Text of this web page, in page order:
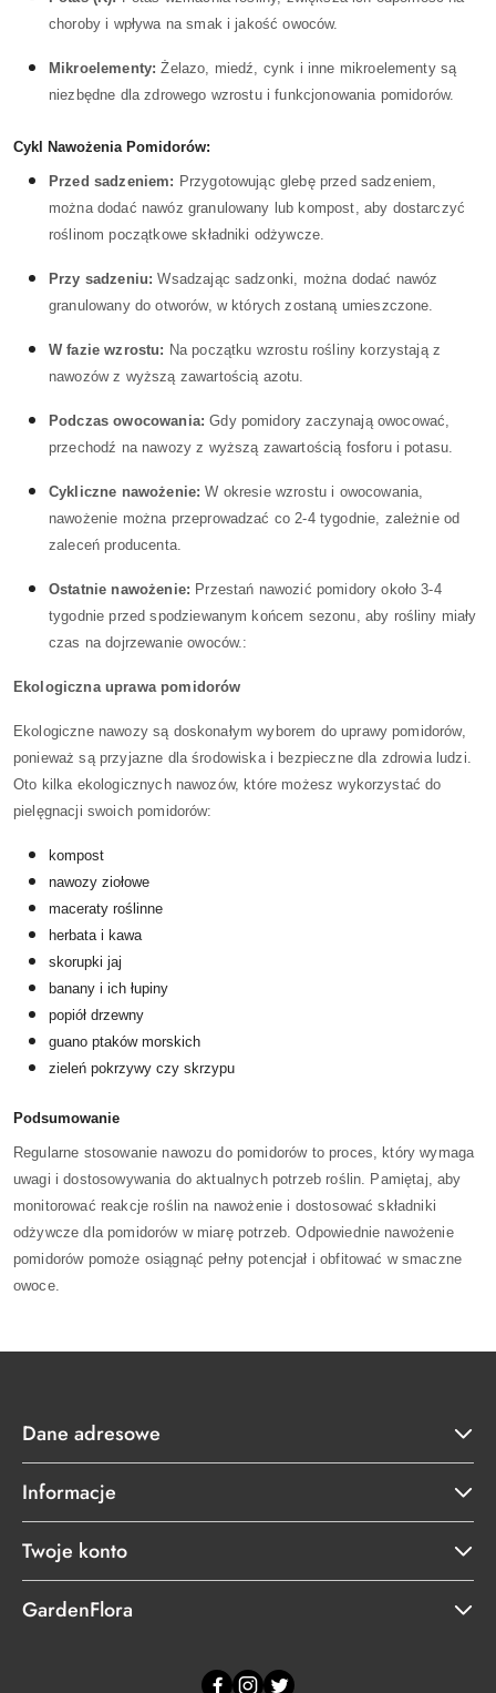
choroby i wpływa na smak i jakość owoców.
Mikroelementy: Żelazo, miedź, cynk i inne mikroelementy są
niezbędne dla zdrowego wzrostu i funkcjonowania pomidorów.
Cykl Nawożenia Pomidorów:
Przed sadzeniem: Przygotowując glebę przed sadzeniem,
można dodać nawóz granulowany lub kompost, aby dostarczyć
roślinom początkowe składniki odżywcze.
Przy sadzeniu: Wsadzając sadzonki, można dodać nawóz
granulowany do otworów, w których zostaną umieszczone.
W fazie wzrostu: Na początku wzrostu rośliny korzystają z
nawozów z wyższą zawartością azotu.
Podczas owocowania: Gdy pomidory zaczynają owocować,
przechodź na nawozy z wyższą zawartością fosforu i potasu.
Cykliczne nawożenie: W okresie wzrostu i owocowania,
nawożenie można przeprowadzać co 2-4 tygodnie, zależnie od
zaleceń producenta.
Ostatnie nawożenie: Przestań nawozić pomidory około 3-4
tygodnie przed spodziewanym końcem sezonu, aby rośliny miały
czas na dojrzewanie owoców.:
Ekologiczna uprawa pomidorów
Ekologiczne nawozy są doskonałym wyborem do uprawy pomidorów,
ponieważ są przyjazne dla środowiska i bezpieczne dla zdrowia ludzi.
Oto kilka ekologicznych nawozów, które możesz wykorzystać do
pielęgnacji swoich pomidorów:
kompost
nawozy ziołowe
maceraty roślinne
herbata i kawa
skorupki jaj
banany i ich łupiny
popiół drzewny
guano ptaków morskich
zieleń pokrzywy czy skrzypu
Podsumowanie
Regularne stosowanie nawozu do pomidorów to proces, który wymaga
uwagi i dostosowywania do aktualnych potrzeb roślin. Pamiętaj, aby
monitorować reakcje roślin na nawożenie i dostosować składniki
odżywcze dla pomidorów w miarę potrzeb. Odpowiednie nawożenie
pomidorów pomoże osiągnąć pełny potencjał i obfitować w smaczne
owoce.
Dane adresowe
Informacje
Twoje konto
GardenFlora